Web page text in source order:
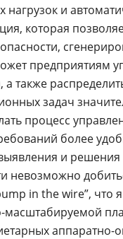
и
которая
предприятиям
также
задач
процесс
более
и
невозможно
in the wire”,
масштабируемой